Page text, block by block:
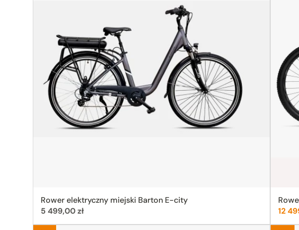
Rower elektryczny miejski Barton E-city
Cena:
5 499,00 zł 12